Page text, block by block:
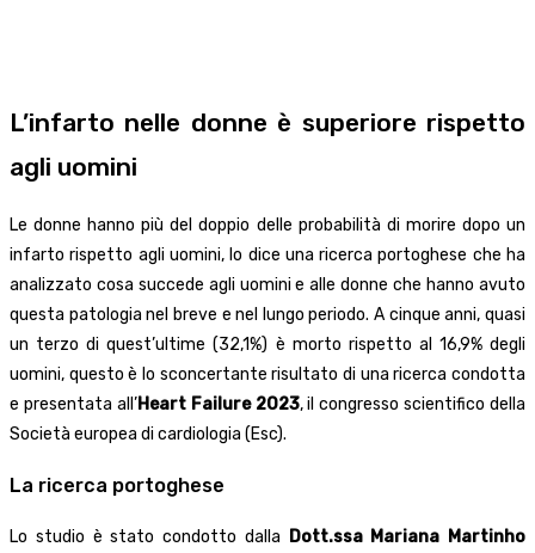
L’infarto nelle donne è superiore rispetto
agli uomini
Le donne hanno più del doppio delle probabilità di morire dopo un
infarto rispetto agli uomini, lo dice una ricerca portoghese che ha
analizzato cosa succede agli uomini e alle donne che hanno avuto
questa patologia nel breve e nel lungo periodo. A cinque anni, quasi
un terzo di quest’ultime (32,1%) è morto rispetto al 16,9% degli
uomini, questo è lo sconcertante risultato di una ricerca condotta
e presentata all’Heart Failure 2023, il congresso scientifico della
Società europea di cardiologia (Esc).
La ricerca portoghese
Lo studio è stato condotto dalla Dott.ssa Mariana Martinho